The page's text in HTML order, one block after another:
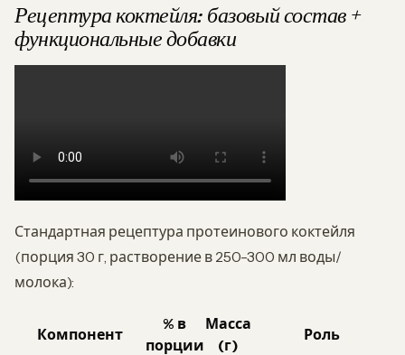
Рецептура коктейля: базовый состав +
функциональные добавки
Стандартная рецептура протеинового коктейля
(порция 30 г, растворение в 250-300 мл воды/
молока):
Компонент
% в
порции
Масса
(г)
Роль